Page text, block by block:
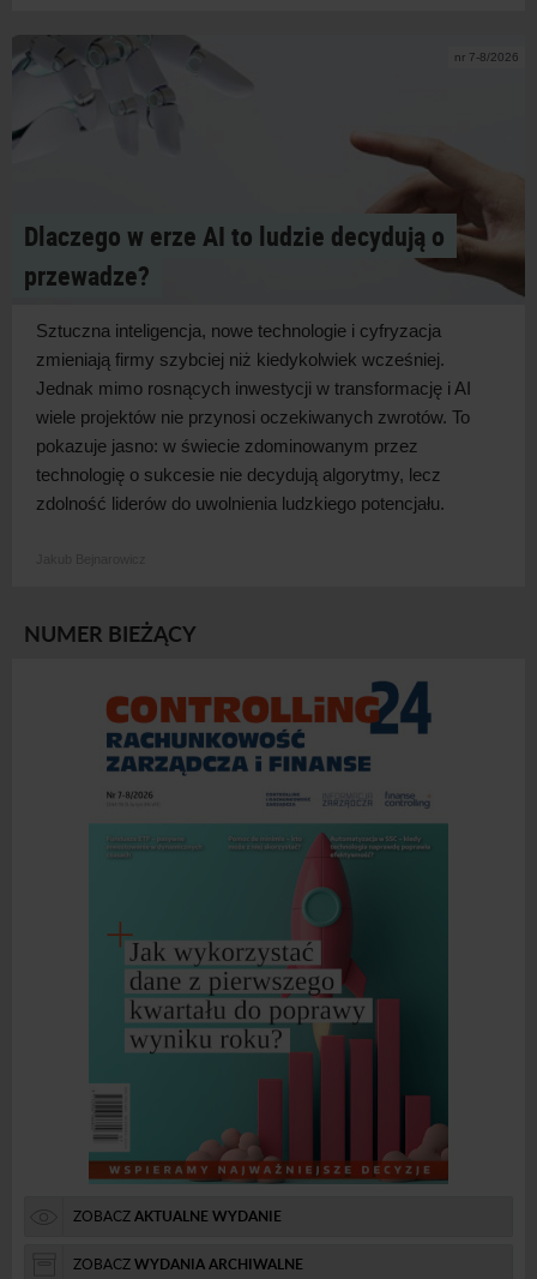
nr 7-8/2026
Dlaczego w erze AI to ludzie decydują o
przewadze?
Sztuczna inteligencja, nowe technologie i cyfryzacja
zmieniają firmy szybciej niż kiedykolwiek wcześniej.
Jednak mimo rosnących inwestycji w transformację i AI
wiele projektów nie przynosi oczekiwanych zwrotów. To
pokazuje jasno: w świecie zdominowanym przez
technologię o sukcesie nie decydują algorytmy, lecz
zdolność liderów do uwolnienia ludzkiego potencjału.
NUMER BIEŻĄCY
ZOBACZAKTUALNE WYDANIE
ZOBACZWYDANIA ARCHIWALNE